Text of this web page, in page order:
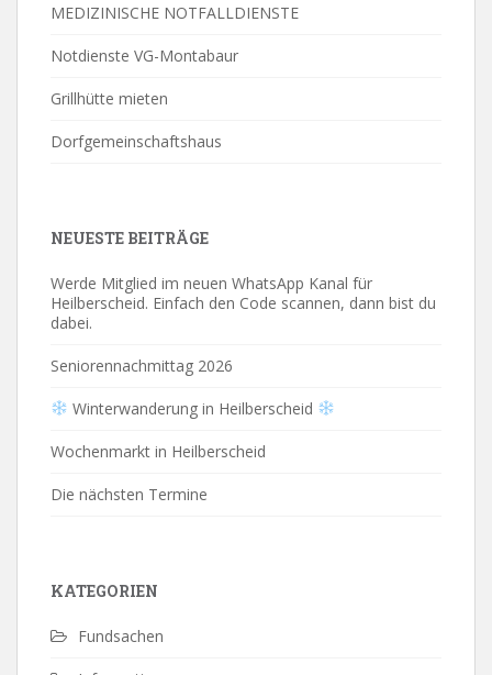
MEDIZINISCHE NOTFALLDIENSTE
Notdienste VG-Montabaur
Grillhütte mieten
Dorfgemeinschaftshaus
NEUESTE BEITRÄGE
Werde Mitglied im neuen WhatsApp Kanal für
Heilberscheid. Einfach den Code scannen, dann bist du
dabei.
Seniorennachmittag 2026
Winterwanderung in Heilberscheid
Wochenmarkt in Heilberscheid
Die nächsten Termine
KATEGORIEN
Fundsachen